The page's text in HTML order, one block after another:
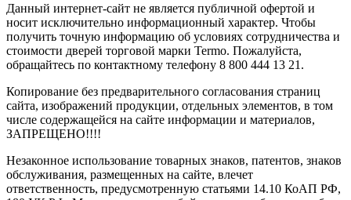
Данный интернет-сайт не является публичной офертой и
носит исключительно информационный характер. Чтобы
получить точную информацию об условиях сотрудничества и
стоимости дверей торговой марки Termo. Пожалуйста,
обращайтесь по контактному телефону 8 800 444 13 21.
Копирование без предварительного согласования страниц
сайта, изображений продукции, отдельных элементов, в том
числе содержащейся на сайте информации и материалов,
ЗАПРЕЩЕНО!!!!
Незаконное использование товарных знаков, патентов, знаков
обслуживания, размещенных на сайте, влечет
ответственность, предусмотренную статьями 14.10 КоАП РФ,